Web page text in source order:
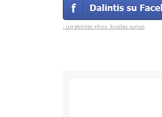
: uzrakintas xbox, kvailas sunus